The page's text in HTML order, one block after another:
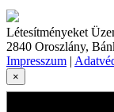
Létesítményeket
2840 Oroszlány,
Impresszum |
×